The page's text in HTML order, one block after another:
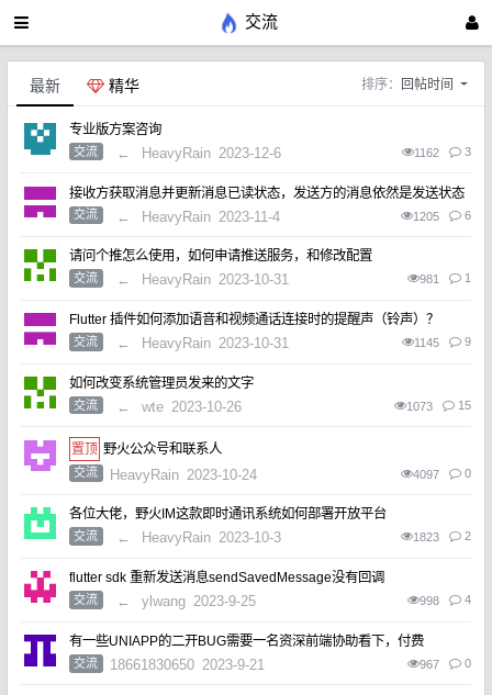
交流
最新 精华 排序： 回帖时间
专业版方案咨询
交流 ← HeavyRain 2023-12-6 1162 3
接收方获取消息并更新消息已读状态，发送方的消息依然是发送状态
交流 ← HeavyRain 2023-11-4 1205 6
请问个推怎么使用，如何申请推送服务，和修改配置
交流 ← HeavyRain 2023-10-31 981 1
Flutter 插件如何添加语音和视频通话连接时的提醒声（铃声）？
交流 ← HeavyRain 2023-10-31 1145 9
如何改变系统管理员发来的文字
交流 ← wte 2023-10-26 1073 15
野火公众号和联系人
交流 HeavyRain 2023-10-24 4097 0
各位大佬，野火IM这款即时通讯系统如何部署开放平台
交流 ← HeavyRain 2023-10-3 1823 2
flutter sdk 重新发送消息sendSavedMessage没有回调
交流 ← ylwang 2023-9-25 998 4
有一些UNIAPP的二开BUG需要一名资深前端协助看下，付费
交流 18661830650 2023-9-21 967 0